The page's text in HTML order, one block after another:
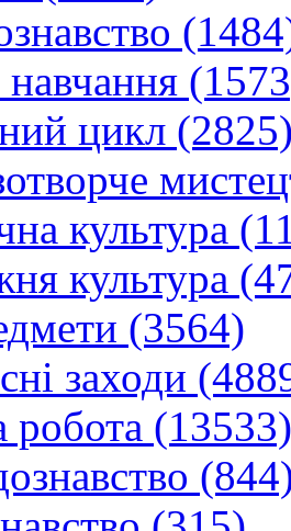
цикл
культура
культура
(3564)
заходи
робота (13533)